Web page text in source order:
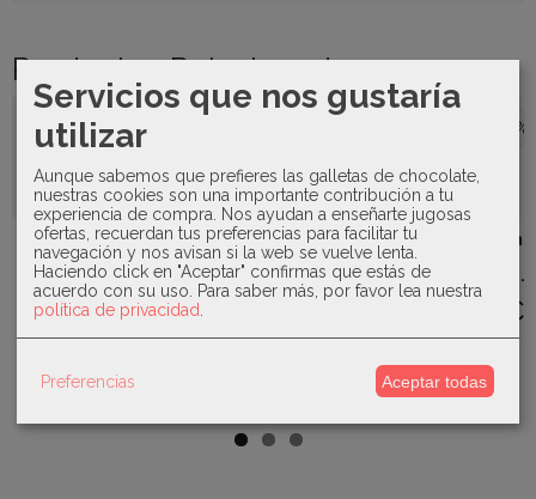
Productos Relacionados
Juliana -
Conjunto
gorro y
budanda...
39,70 €
Sardón - San
Francisco
botones...
48,00 €
48,00 €
Babidu -
Pijama con
conejo 19709
25,00 €
28,90 €
-50 %
Mac Ilusión-
niño -Cala...
23,45 €
46,90 €
Servicios que nos gustaría
utilizar
Aunque sabemos que prefieres las galletas de chocolate,
nuestras cookies son una importante contribución a tu
experiencia de compra. Nos ayudan a enseñarte jugosas
ofertas, recuerdan tus preferencias para facilitar tu
navegación y nos avisan si la web se vuelve lenta.
Haciendo click en "Aceptar" confirmas que estás de
acuerdo con su uso.
Para saber más, por favor lea nuestra
política de privacidad
Preferencias Aceptar todas